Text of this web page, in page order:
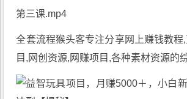
第三课.mp4
全套流程猴头客专注分享网上赚钱教程
目,网创资源, 网赚项目 ,各种素材资源的